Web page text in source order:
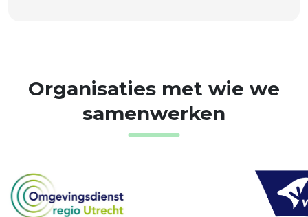
Organisaties met wie we
samenwerken